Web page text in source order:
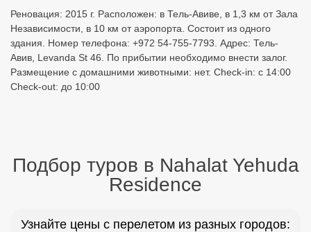
Реновация: 2015 г. Расположен: в Тель-Авиве, в 1,3 км от Зала
Независимости, в 10 км от аэропорта. Состоит из одного
здания. Номер телефона: +972 54-755-7793. Адрес: Тель-
Авив, Levanda St 46. По прибытии необходимо внести залог.
Размещение с домашними животными: нет. Check-in: с 14:00
Check-out: до 10:00
Подбор туров в Nahalat Yehuda
Residence
Узнайте цены с перелетом из разных городов: